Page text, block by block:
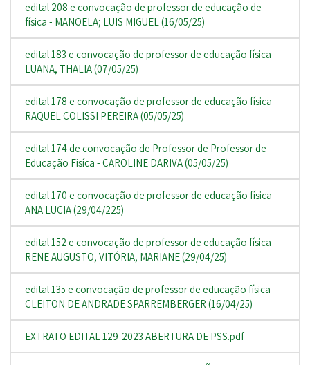
edital 208 e convocação de professor de educação de
física - MANOELA; LUIS MIGUEL (16/05/25)
edital 183 e convocação de professor de educação física -
LUANA, THALIA (07/05/25)
edital 178 e convocação de professor de educação física -
RAQUEL COLISSI PEREIRA (05/05/25)
edital 174 de convocação de Professor de Professor de
Educação Fisíca - CAROLINE DARIVA (05/05/25)
edital 170 e convocação de professor de educação física -
ANA LUCIA (29/04/225)
edital 152 e convocação de professor de educação física -
RENE AUGUSTO, VITÓRIA, MARIANE (29/04/25)
edital 135 e convocação de professor de educação física -
CLEITON DE ANDRADE SPARREMBERGER (16/04/25)
EXTRATO EDITAL 129-2023 ABERTURA DE PSS.pdf